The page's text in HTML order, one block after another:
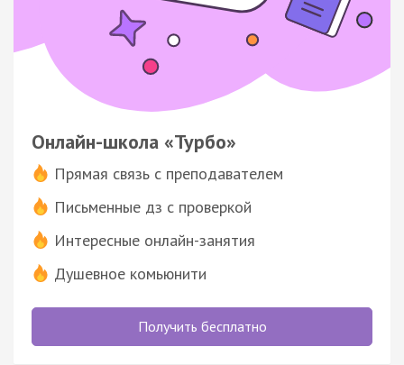
Онлайн-школа «Турбо»
Прямая связь с преподавателем
Письменные дз с проверкой
Интересные онлайн-занятия
Душевное комьюнити
Получить бесплатно